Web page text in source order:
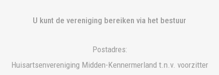
U kunt de vereniging bereiken via het bestuur
Postadres:
Huisartsenvereniging Midden-Kennermerland t.n.v. voorzitter